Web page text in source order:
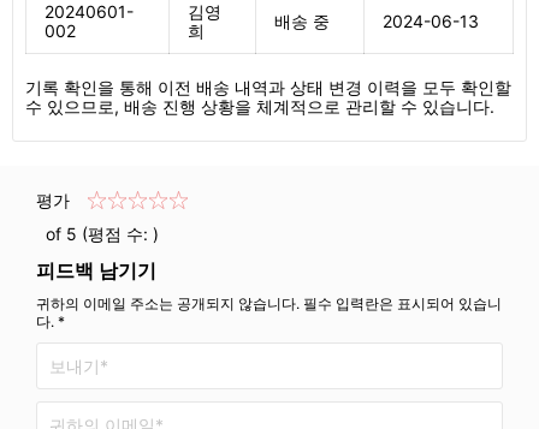
20240601-
002
김영
희
배송 중 2024-06-13
기록 확인을 통해 이전 배송 내역과 상태 변경 이력을 모두 확인할
수 있으므로, 배송 진행 상황을 체계적으로 관리할 수 있습니다.
평가
of 5 (평점 수: )
피드백 남기기
귀하의 이메일 주소는 공개되지 않습니다. 필수 입력란은 표시되어 있습니
다. *